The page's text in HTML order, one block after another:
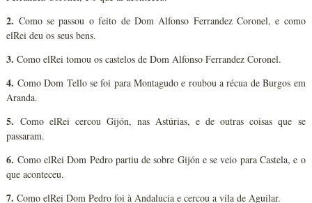
2. Como se passou o feito de Dom Alfonso Ferrandez Coronel, e como
elRei deu os seus bens.
3. Como elRei tomou os castelos de Dom Alfonso Ferrandez Coronel.
4. Como Dom Tello se foi para Montagudo e roubou a récua de Burgos em
Aranda.
5. Como elRei cercou Gijón, nas Astúrias, e de outras coisas que se
passaram.
6. Como elRei Dom Pedro partiu de sobre Gijón e se veio para Castela, e o
que aconteceu.
7. Como elRei Dom Pedro foi à Andalucia e cercou a vila de Aguilar.